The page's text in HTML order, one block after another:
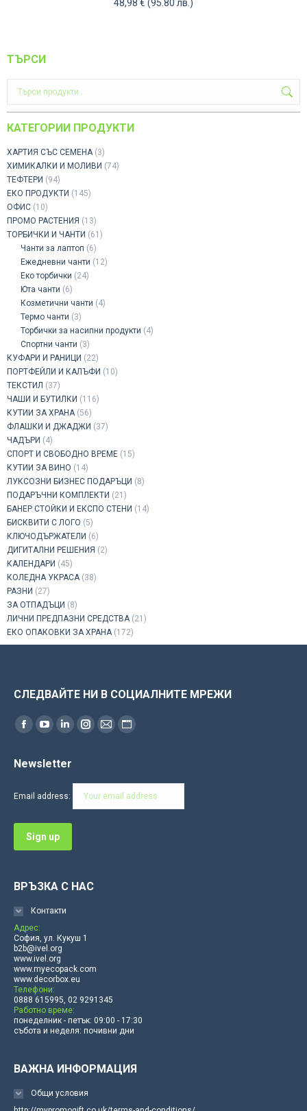
48,98 € (95.80 лв.)
ТЪРСИ
КАТЕГОРИИ ПРОДУКТИ
ХАРТИЯ СЪС СЕМЕНА (3)
ХИМИКАЛКИ И МОЛИВИ (74)
ТЕФТЕРИ (94)
ЕКО ПРОДУКТИ (145)
ОФИС (10)
ПРОМО РАСТЕНИЯ (13)
ТОРБИЧКИ И ЧАНТИ (61)
Чанти за лаптоп (6)
Ежедневни чанти (12)
Еко торбички (24)
Юта чанти (6)
Козметични чанти (4)
Термо чанти (3)
Торбички за насипни продукти (4)
Спортни чанти (3)
КУФАРИ И РАНИЦИ (22)
ПОРТФЕЙЛИ И КАЛЪФИ (10)
ТЕКСТИЛ (37)
ЧАШИ И БУТИЛКИ (116)
КУТИИ ЗА ХРАНА (56)
ФЛАШКИ И ДЖАДЖИ (37)
ЧАДЪРИ (4)
СПОРТ И СВОБОДНО ВРЕМЕ (15)
КУТИИ ЗА ВИНО (14)
ЛУКСОЗНИ БИЗНЕС ПОДАРЪЦИ (8)
ПОДАРЪЧНИ КОМПЛЕКТИ (21)
БАНЕР СТОЙКИ И ЕКСПО СТЕНИ (14)
БИСКВИТИ С ЛОГО (5)
КЛЮЧОДЪРЖАТЕЛИ (6)
ДИГИТАЛНИ РЕШЕНИЯ (2)
КАЛЕНДАРИ (45)
КОЛЕДНА УКРАСА (38)
РАЗНИ (27)
ЗА ОТПАДЪЦИ (8)
ЛИЧНИ ПРЕДПАЗНИ СРЕДСТВА (21)
ЕКО ОПАКОВКИ ЗА ХРАНА (172)
СЛЕДВАЙТЕ НИ В СОЦИАЛНИТЕ МРЕЖИ
Find us on:
Facebook
opens
window
YouTube
opens
window
Linkedin
opens
window
Instagram
in
Mail
in
Website
in
Newsletter
Email address:
ВРЪЗКА С НАС
Контакти
Адрес:
София, ул. Кукуш 1
b2b@ivel.org
www.ivel.org
www.myecopack.com
www.decorbox.eu
Телефони:
0888 615995, 02 9291345
Работно време:
понеделник - петък: 09:00 - 17:30
събота и неделя: почивни дни
ВАЖНА ИНФОРМАЦИЯ
Общи условия